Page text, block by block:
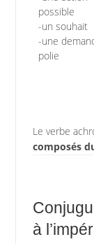
possible
-un souhait
-une
polie
Le verbe
composés
à